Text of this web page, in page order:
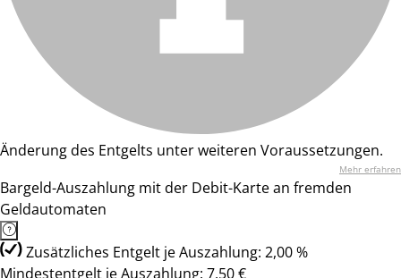
Änderung des Entgelts unter weiteren Voraussetzungen.
Mehr erfahren
Bargeld-Auszahlung mit der Debit-Karte an fremden
Geldautomaten
Zusätzliches Entgelt je Auszahlung: 2,00 %
Mindestentgelt je Auszahlung: 7,50 €